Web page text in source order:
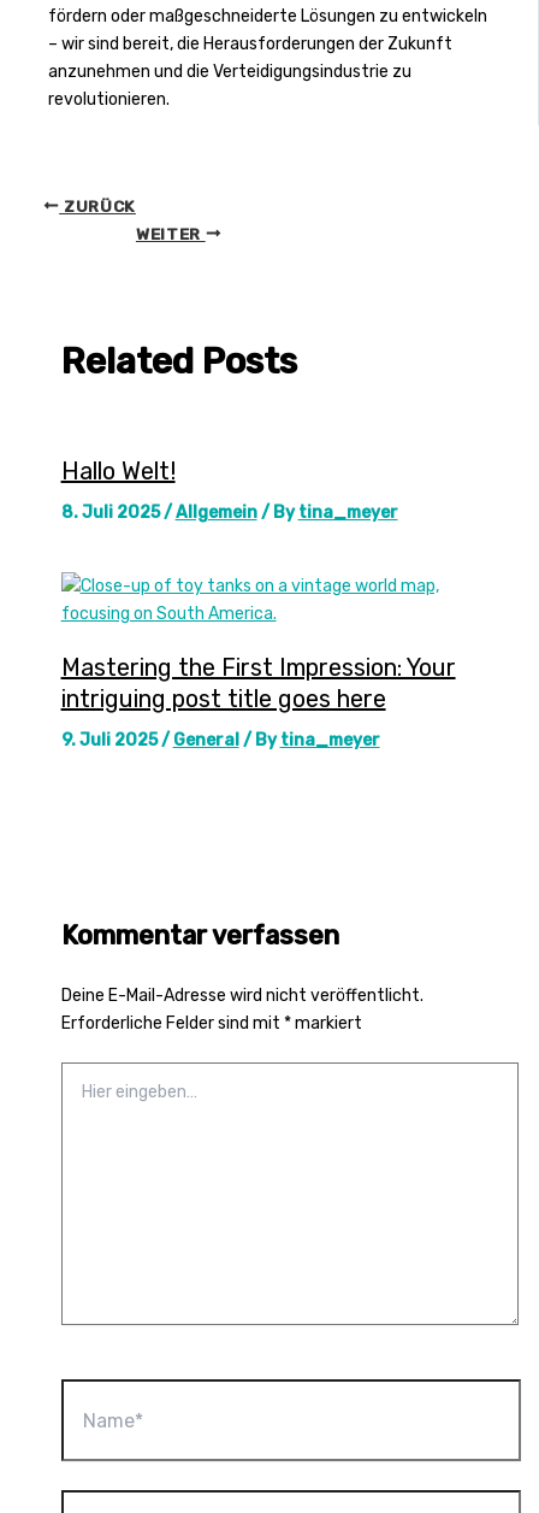
fördern oder maßgeschneiderte Lösungen zu entwickeln
– wir sind bereit, die Herausforderungen der Zukunft
anzunehmen und die Verteidigungsindustrie zu
revolutionieren.
ZURÜCK
WEITER
Related Posts
Hallo Welt!
8. Juli 2025/Allgemein/ Bytina_meyer
Mastering the First Impression: Your
intriguing post title goes here
9. Juli 2025/ General/ Bytina_meyer
Kommentar verfassen
Deine E-Mail-Adresse wird nicht veröffentlicht.
Erforderliche Felder sind mit *markiert
eingeben…